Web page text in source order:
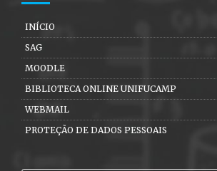
INÍCIO
SAG
MOODLE
BIBLIOTECA ONLINE UNIFUCAMP
WEBMAIL
PROTEÇÃO DE DADOS PESSOAIS